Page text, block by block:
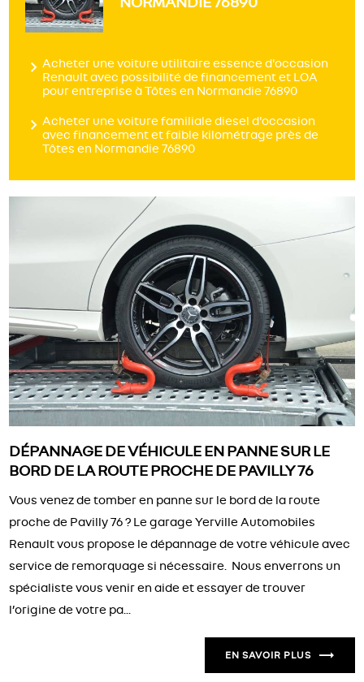
Acheter une voiture utilitaire essence d'occasion
Renault avec possibilité de financement et LOA
pour entreprise à Tôtes en Normandie 76890
Acheter une voiture familiale diesel d'occasion
avec financement et faible kilométrage près de
Tôtes en Normandie 76890
DÉPANNAGE DE VÉHICULE EN PANNE SUR LE
BORD DE LA ROUTE PROCHE DE PAVILLY 76
Vous venez de tomber en panne sur le bord de la route
proche de Pavilly 76 ? Le garage Yerville Automobiles
Renault vous propose le dépannage de votre véhicule avec
service de remorquage si nécessaire. Nous enverrons un
spécialiste vous venir en aide et essayer de trouver
l’origine de votre pa...
EN SAVOIR PLUS